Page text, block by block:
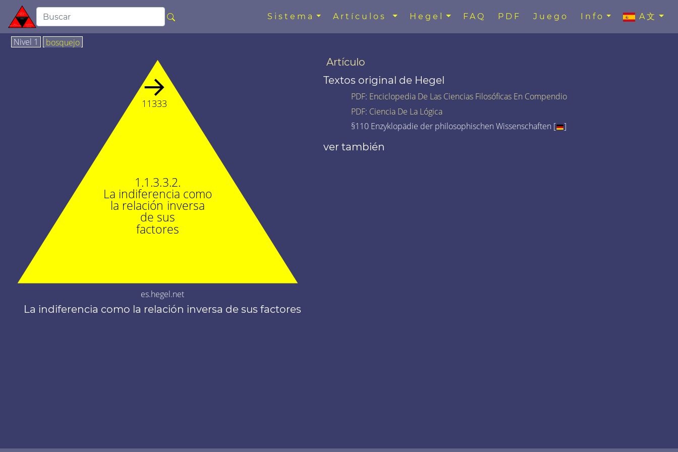
Sistema Artículos Hegel FAQ PDF Juego Info A文
Nivel 1 bosquejo
1.1.3.3.2.
La indiferencia como
la relación inversa
de sus
factores
→
11333
es.hegel.net
La indiferencia como la relación inversa de sus factores
Artículo
Textos original de Hegel
PDF: Enciclopedia De Las Ciencias Filosóficas En Compendio
PDF: Ciencia De La Lógica
§110 Enzyklopädie der philosophischen Wissenschaften [
]
ver también